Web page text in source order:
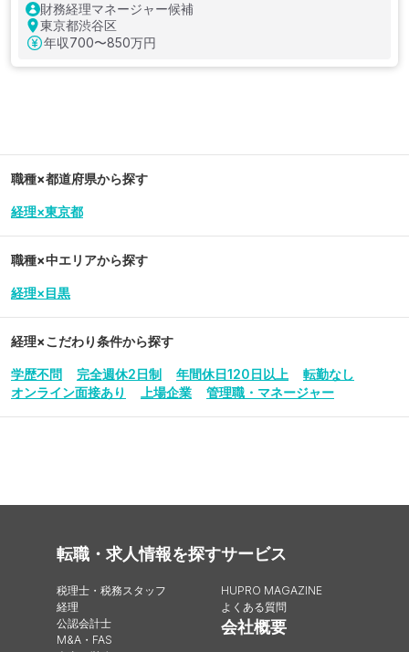
財務経理マネージャー候補
東京都渋谷区
年収700〜850万円
職種×都道府県から探す
経理×東京都
職種×中エリアから探す
経理×目黒
経理×こだわり条件から探す
学歴不問 完全週休2日制 年間休日120日以上
転勤なし
オンライン面接あり
上場企業 管理職・マネージャー
転職・求人情報を探す
税理士・税務スタッフ
経理
公認会計士
M&A・FAS
サービス
HUPRO MAGAZINE
よくある質問
会社概要